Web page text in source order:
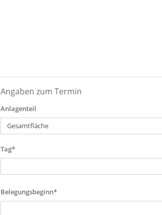
Angaben zum Termin
Anlagenteil
Tag*
Belegungsbeginn*